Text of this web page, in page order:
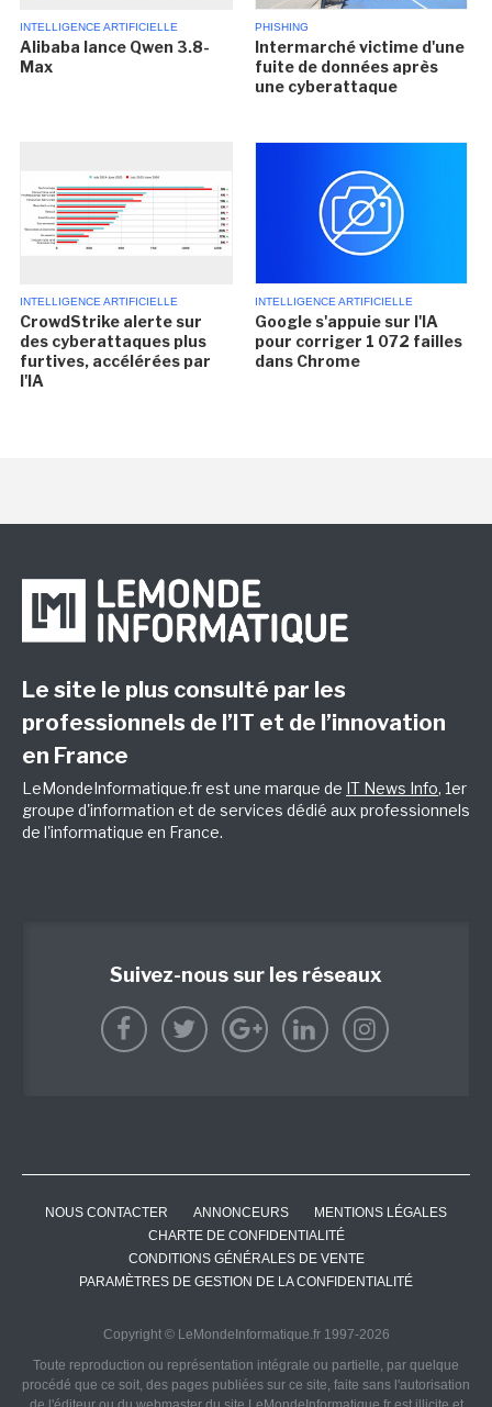
INTELLIGENCE ARTIFICIELLE
Alibaba lance Qwen 3.8-
Max
PHISHING
Intermarché victime d'une
fuite de données après
une cyberattaque
INTELLIGENCE ARTIFICIELLE
CrowdStrike alerte sur
des cyberattaques plus
furtives, accélérées par
l'IA
INTELLIGENCE ARTIFICIELLE
Google s'appuie sur l'IA
pour corriger 1 072 failles
dans Chrome
Le site le plus consulté par les
professionnels de l’IT et de l’innovation
en France
LeMondeInformatique.fr est une marque de IT News Info, 1er
groupe d'information et de services dédié aux professionnels
de l'informatique en France.
Suivez-nous sur les réseaux
NOUS CONTACTER ANNONCEURS
MENTIONS LÉGALES
CHARTE DE CONFIDENTIALITÉ
CONDITIONS GÉNÉRALES DE VENTE
PARAMÈTRES DE GESTION DE LA CONFIDENTIALITÉ
Copyright © LeMondeInformatique.fr 1997-2026
Toute reproduction ou représentation intégrale ou partielle, par quelque
procédé que ce soit, des pages publiées sur ce site, faite sans l'autorisation